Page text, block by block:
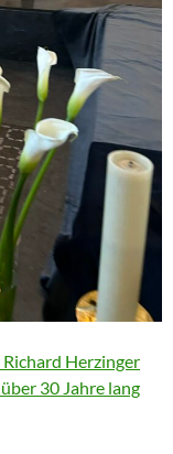
Herzinger
30 Jahre lang